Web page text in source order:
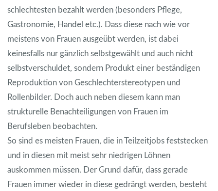
schlechtesten bezahlt werden (besonders Pflege,
Gastronomie, Handel etc.). Dass diese nach wie vor
meistens von Frauen ausgeübt werden, ist dabei
keinesfalls nur gänzlich selbstgewählt und auch nicht
selbstverschuldet, sondern Produkt einer beständigen
Reproduktion von Geschlechterstereotypen und
Rollenbilder. Doch auch neben diesem kann man
strukturelle Benachteiligungen von Frauen im
Berufsleben beobachten.
So sind es meisten Frauen, die in Teilzeitjobs feststecken
und in diesen mit meist sehr niedrigen Löhnen
auskommen müssen. Der Grund dafür, dass gerade
Frauen immer wieder in diese gedrängt werden, besteht